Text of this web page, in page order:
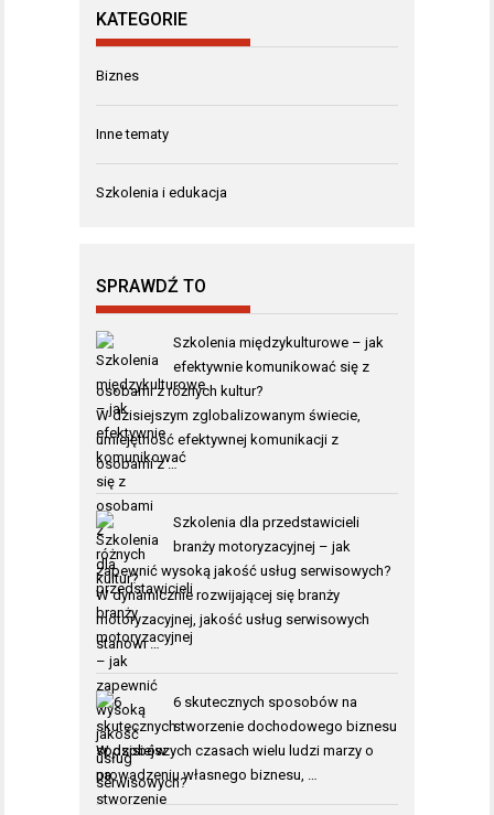
KATEGORIE
Biznes
Inne tematy
Szkolenia i edukacja
SPRAWDŹ TO
Szkolenia międzykulturowe – jak
efektywnie komunikować się z
osobami z różnych kultur?
W dzisiejszym zglobalizowanym świecie,
umiejętność efektywnej komunikacji z
osobami z …
Szkolenia dla przedstawicieli
branży motoryzacyjnej – jak
zapewnić wysoką jakość usług serwisowych?
W dynamicznie rozwijającej się branży
motoryzacyjnej, jakość usług serwisowych
stanowi …
6 skutecznych sposobów na
stworzenie dochodowego biznesu
W dzisiejszych czasach wielu ludzi marzy o
prowadzeniu własnego biznesu, …